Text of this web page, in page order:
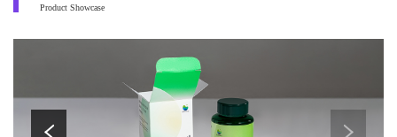
Product Showcase